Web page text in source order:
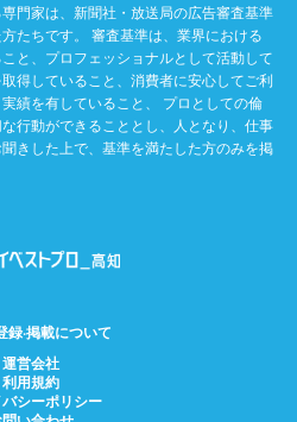
門家は、新聞社・放送局の広告審査基準
たちです。 審査基準は、業界における
と、プロフェッショナルとして活動して
得していること、消費者に安心してご利
績を有していること、 プロとしての倫
行動ができることとし、人となり、仕事
きした上で、基準を満たした方のみを掲
録·掲載について
運営会社
利用規約
シーポリシー